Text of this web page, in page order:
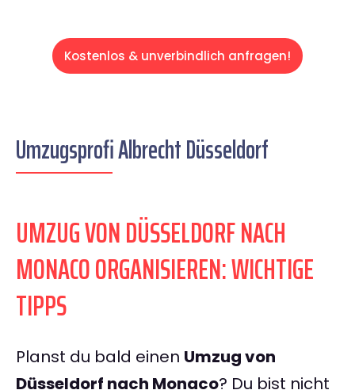
Kostenlos & unverbindlich anfragen!
Umzugsprofi Albrecht Düsseldorf
UMZUG VON DÜSSELDORF NACH
MONACO ORGANISIEREN: WICHTIGE
TIPPS
Planst du bald einen Umzug von
Düsseldorf nach Monaco? Du bist nicht